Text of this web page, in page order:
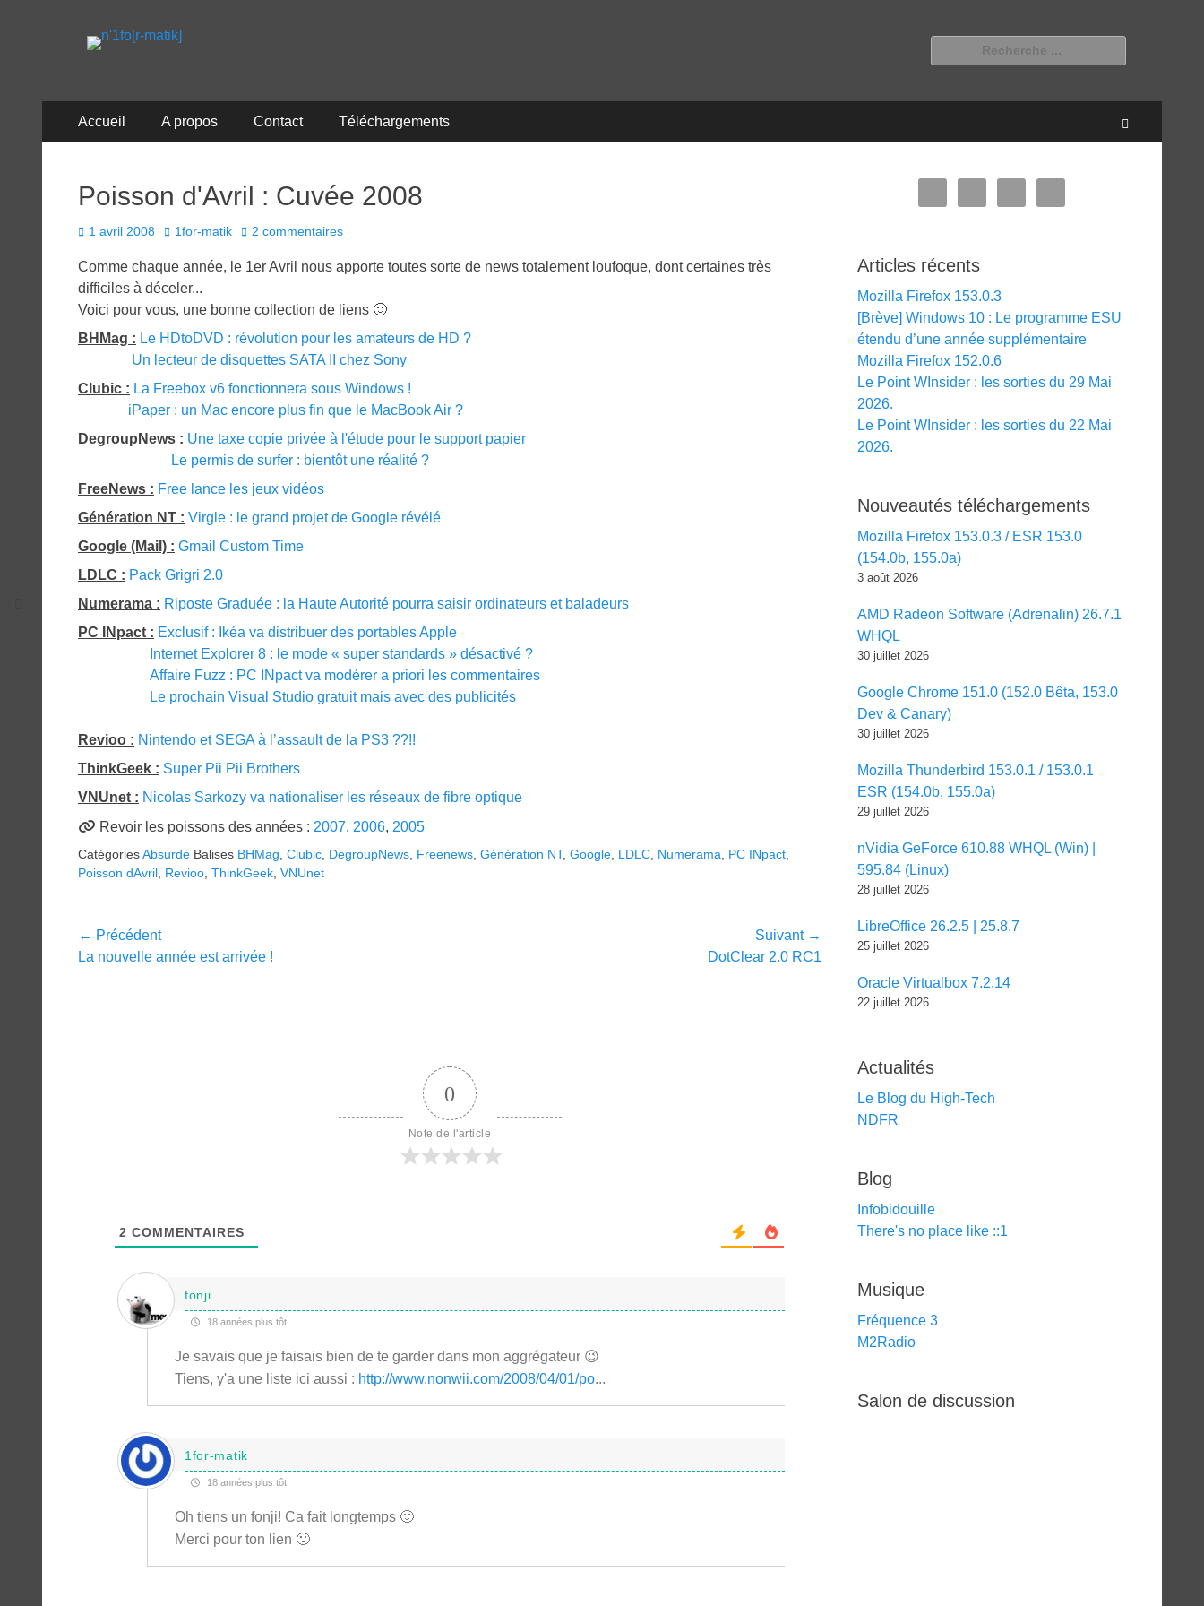
n'1fo[r-matik]
Pour les nymphos d'infos en info…
Menu
principal
Accueil A propos Contact Téléchargements
Poisson d'Avril : Cuvée 2008
Posted
1 avril 2008 Author
1for-matik 2 commentaires
Comme chaque année, le 1er Avril nous apporte toutes sorte de news totalement loufoque, dont certaines très
difficiles à déceler...
Voici pour vous, une bonne collection de liens 🙂
BHMag : Le HDtoDVD : révolution pour les amateurs de HD ?
Un lecteur de disquettes SATA II chez Sony
Clubic : La Freebox v6 fonctionnera sous Windows !
iPaper : un Mac encore plus fin que le MacBook Air ?
DegroupNews : Une taxe copie privée à l'étude pour le support papier
Le permis de surfer : bientôt une réalité ?
FreeNews : Free lance les jeux vidéos
Génération NT : Virgle : le grand projet de Google révélé
Google (Mail) : Gmail Custom Time
LDLC : Pack Grigri 2.0
Numerama : Riposte Graduée : la Haute Autorité pourra saisir ordinateurs et baladeurs
PC INpact : Exclusif : Ikéa va distribuer des portables Apple
Internet Explorer 8 : le mode « super standards » désactivé ?
Affaire Fuzz : PC INpact va modérer a priori les commentaires
Le prochain Visual Studio gratuit mais avec des publicités
Revioo : Nintendo et SEGA à l’assault de la PS3 ??!!
ThinkGeek : Super Pii Pii Brothers
VNUnet : Nicolas Sarkozy va nationaliser les réseaux de fibre optique
Revoir les poissons des années : 2007, 2006, 2005
CatégoriesAbsurde Balises BHMag Clubic DegroupNews Freenews Génération NT, Google LDLC Numerama PC INpact
Poisson dAvril Revioo ThinkGeek VNUnet
Navigation
← Précédent
Article
La nouvelle année est arrivée !
Suivant →
DotClear 2.0 RC1
0
Note de l'article
2 COMMENTAIRES
fonji
18 années plus tôt
Je savais que je faisais bien de te garder dans mon aggrégateur 😉
Tiens, y'a une liste ici aussi : http://www.nonwii.com/2008/04/01/po...
1for-matik
18 années plus tôt
Oh tiens un fonji! Ca fait longtemps 🙂
Merci pour ton lien 🙂
Articles récents
Mozilla Firefox 153.0.3
[Brève] Windows 10 : Le programme ESU
étendu d’une année supplémentaire
Mozilla Firefox 152.0.6
Le Point WInsider : les sorties du 29 Mai
2026.
Le Point WInsider : les sorties du 22 Mai
2026.
Nouveautés téléchargements
Mozilla Firefox 153.0.3 / ESR 153.0
(154.0b, 155.0a)
3 août 2026
AMD Radeon Software (Adrenalin) 26.7.1
WHQL
30 juillet 2026
Google Chrome 151.0 (152.0 Bêta, 153.0
Dev & Canary)
30 juillet 2026
Mozilla Thunderbird 153.0.1 / 153.0.1
ESR (154.0b, 155.0a)
29 juillet 2026
nVidia GeForce 610.88 WHQL (Win) |
595.84 (Linux)
28 juillet 2026
LibreOffice 26.2.5 | 25.8.7
25 juillet 2026
Oracle Virtualbox 7.2.14
22 juillet 2026
Actualités
Le Blog du High-Tech
NDFR
Blog
Infobidouille
There's no place like ::1
Musique
Fréquence 3
M2Radio
Salon de discussion